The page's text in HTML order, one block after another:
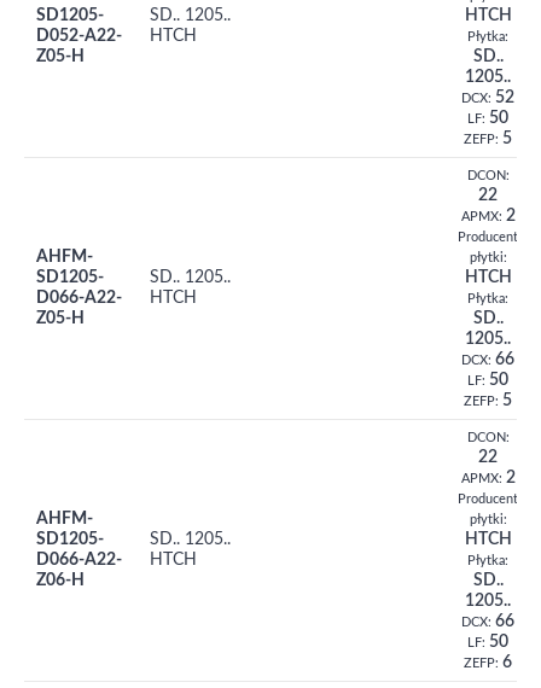
SD1205-
D052-A22-
Z05-H
SD.. 1205..
HTCH
HTCH
Płytka:
SD..
1205..
DCX: 52
LF: 50
ZEFP: 5
AHFM-
SD1205-
D066-A22-
Z05-H
SD.. 1205..
HTCH
DCON:
22
APMX: 2
Producent
płytki:
HTCH
Płytka:
SD..
1205..
DCX: 66
LF: 50
ZEFP: 5
AHFM-
SD1205-
D066-A22-
Z06-H
SD.. 1205..
HTCH
DCON:
22
APMX: 2
Producent
płytki:
HTCH
Płytka:
SD..
1205..
DCX: 66
LF: 50
ZEFP: 6